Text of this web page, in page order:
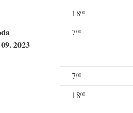
1800
2023
700
700
1800